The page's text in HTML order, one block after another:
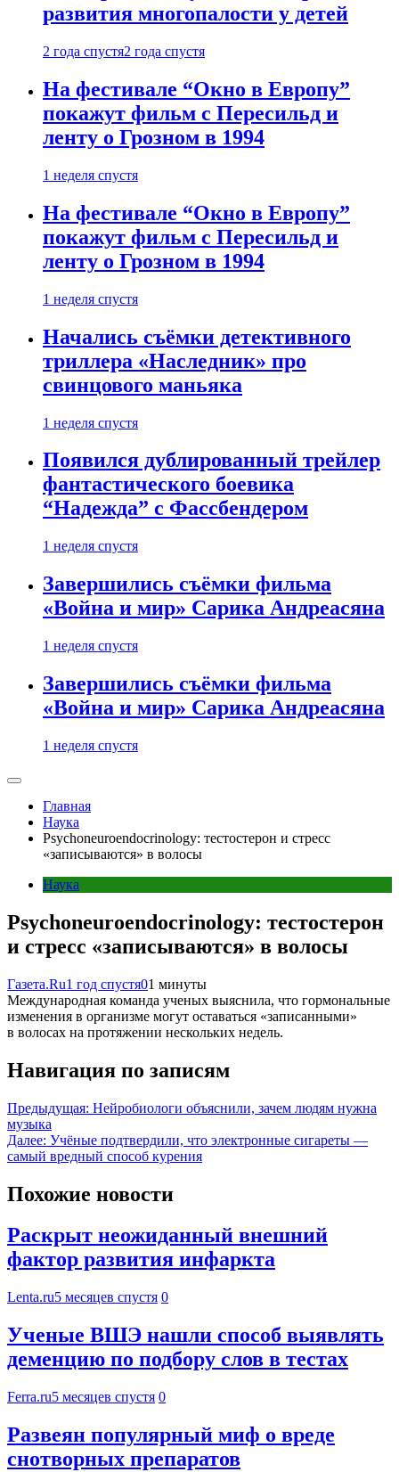
развития многопалости у детей
2 года спустя2 года спустя
На фестивале “Окно в Европу”
покажут фильм с Пересильд и
ленту о Грозном в 1994
1 неделя спустя
На фестивале “Окно в Европу”
покажут фильм с Пересильд и
ленту о Грозном в 1994
1 неделя спустя
Начались съёмки детективного
триллера «Наследник» про
свинцового маньяка
1 неделя спустя
Появился дублированный трейлер
фантастического боевика
“Надежда” с Фассбендером
1 неделя спустя
Завершились съёмки фильма
«Война и мир» Сарика Андреасяна
1 неделя спустя
Завершились съёмки фильма
«Война и мир» Сарика Андреасяна
1 неделя спустя
Главная
Наука
Psychoneuroendocrinology: тестостерон и стресс
«записываются» в волосы
Наука
Psychoneuroendocrinology: тестостерон
и стресс «записываются» в волосы
Газета.Ru1 год спустя01 минуты
Международная команда ученых выяснила, что гормональные
изменения в организме могут оставаться «записанными»
в волосах на протяжении нескольких недель.
Навигация по записям
Предыдущая: Нейробиологи объяснили, зачем людям нужна
музыка
Далее: Учёные подтвердили, что электронные сигареты —
самый вредный способ курения
Похожие новости
Раскрыт неожиданный внешний
фактор развития инфаркта
Lenta.ru5 месяцев спустя 0
Ученые ВШЭ нашли способ выявлять
деменцию по подбору слов в тестах
Ferra.ru5 месяцев спустя 0
Развеян популярный миф о вреде
снотворных препаратов